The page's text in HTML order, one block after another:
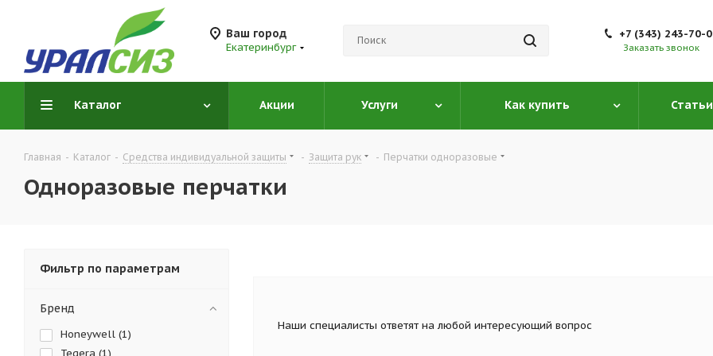
Ваш город
Екатеринбург
+7 (343) 243-70-
Заказать звонок
Каталог Акции Услуги Как купить Статьи
Главная - Каталог - Средства индивидуальной защиты - Защита рук - Перчатки одноразовые
Одноразовые перчатки
Наши специалисты ответят на любой интересующий вопрос
Фильтр по параметрам
Бренд
Honeywell (1)
Tegera (1)